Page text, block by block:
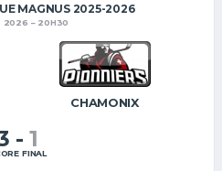
MAGNUS 2025-2026
2026 20H30
CHAMONIX
- 1
FINAL